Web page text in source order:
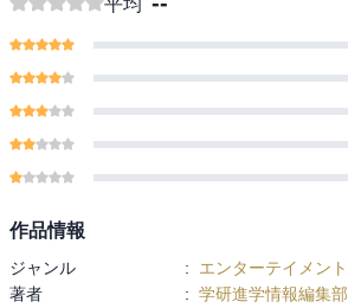
平均
作品情報
ジャンル : エンターテイメント
著者
: 学研進学情報編集部